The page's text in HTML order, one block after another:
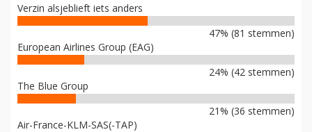
Verzin alsjeblieft iets anders
47% (81 stemmen)
European Airlines Group (EAG)
24% (42 stemmen)
The Blue Group
21% (36 stemmen)
Air-France-KLM-SAS(-TAP)